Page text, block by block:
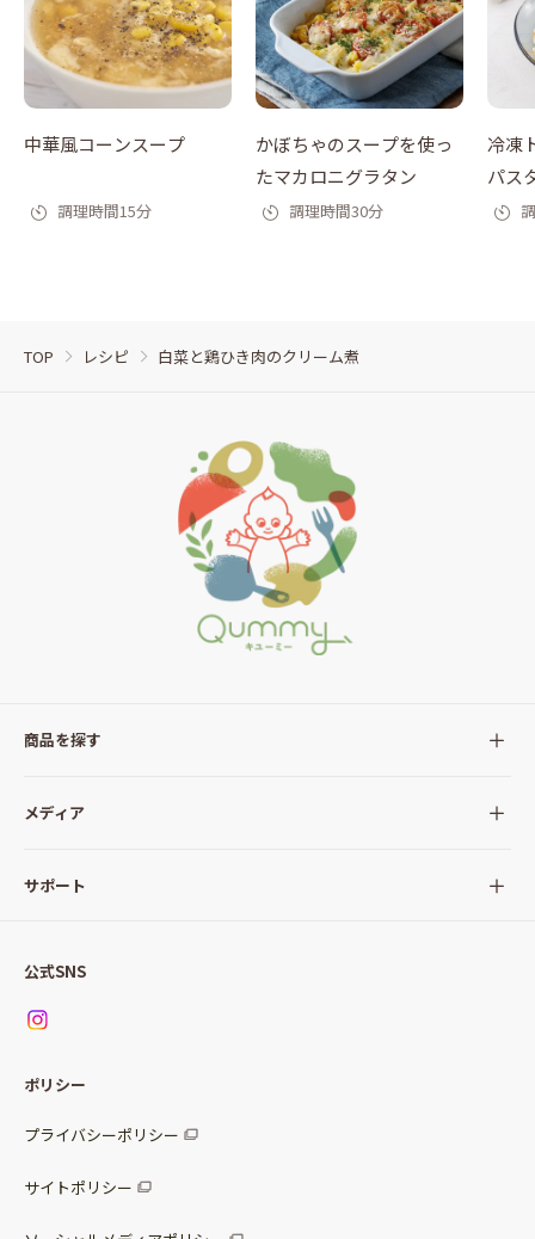
中華風コーンスープ
調理時間15分
かぼちゃのスープを使っ
たマカロニグラタン
調理時間30分
冷凍
パス
TOP レシピ 白菜と鶏ひき肉のクリーム煮
商品を探す
全ての商品
サラダ
パッケージサラダ
惣菜サラダ
調味料
メディア
Qummy(キユーミー)について
サポート
お問い合わせ
公式SNS
ポリシー
プライバシーポリシー
サイトポリシー